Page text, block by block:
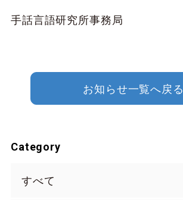
手話言語研究所事務局
お知らせ一覧へ戻る
Category
すべて